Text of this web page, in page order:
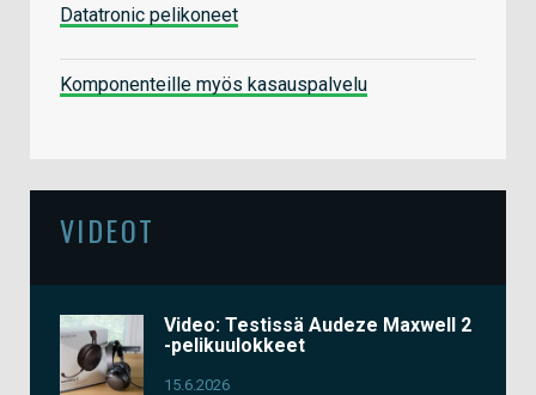
Datatronic pelikoneet
Komponenteille myös kasauspalvelu
VIDEOT
Video: Testissä Audeze Maxwell 2
-pelikuulokkeet
15.6.2026